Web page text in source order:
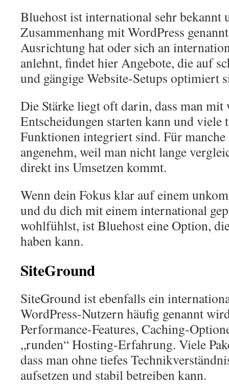
Bluehost ist international sehr
Zusammenhang mit WordPress
Ausrichtung hat oder sich an
anlehnt, findet hier Angebote, die auf
und gängige Website-Setups optimiert
Die Stärke liegt oft darin, dass man mit
Entscheidungen starten kann und viele
Funktionen integriert sind. Für manche
angenehm, weil man nicht lange
direkt ins Umsetzen kommt.
Wenn dein Fokus klar auf einem
und du dich mit einem international
wohlfühlst, ist Bluehost eine Option,
haben kann.
SiteGround
SiteGround ist ebenfalls ein
WordPress-Nutzern häufig genannt
Performance-Features, Caching-
„runden“ Hosting-Erfahrung. Viele
dass man ohne tiefes
aufsetzen und stabil betreiben kann.